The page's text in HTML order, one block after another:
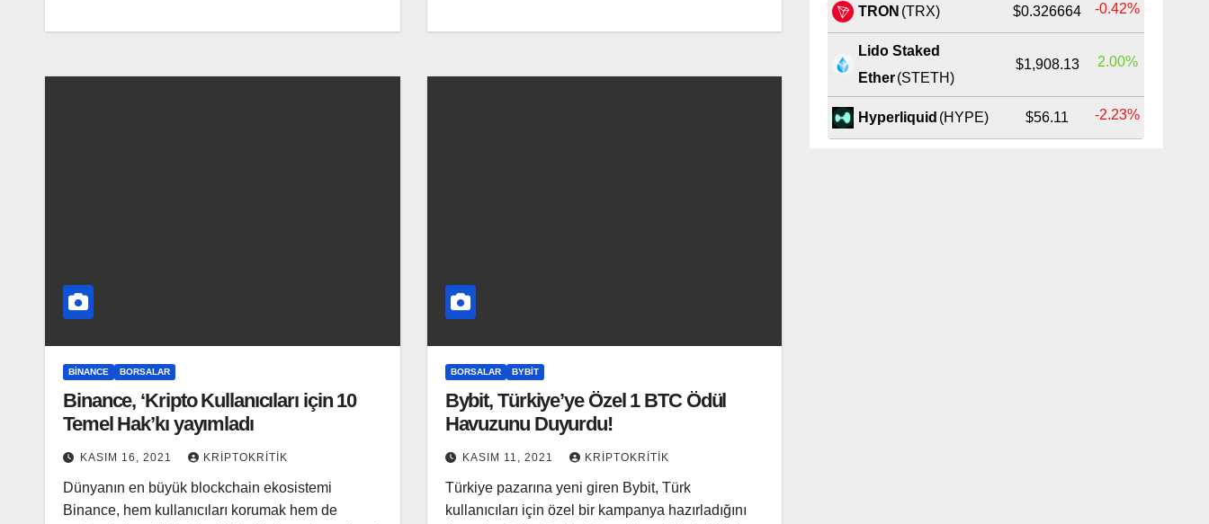
BINANCE BORSALAR
Binance, ‘Kripto Kullanıcıları için 10
Temel Hak’kı yayımladı
KASIM 16, 2021 KRIPTOKRITIK
Dünyanın en büyük blockchain ekosistemi
Binance, hem kullanıcıları korumak hem de
BORSALAR BYBIT
Bybit, Türkiye’ye Özel 1 BTC Ödül
Havuzunu Duyurdu!
KASIM 11, 2021 KRIPTOKRITIK
Türkiye pazarına yeni giren Bybit, Türk
kullanıcıları için özel bir kampanya hazırladığını
TRON (TRX) $0.326664 -0.42%
Lido Staked
Ether(STETH)
$1,908.13 2.00%
Hyperliquid (HYPE) $56.11 -2.23%